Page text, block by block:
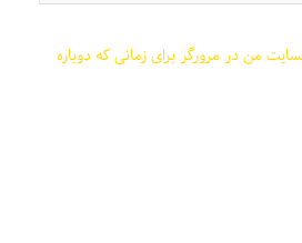
من در مرورگر برای زمانی که دوباره